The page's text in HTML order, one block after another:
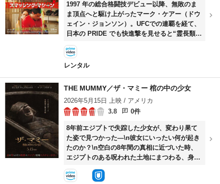
関係は大きく変わり、辰樹の人生もまた静かに
形を変えていく。\nやがて恋人となり、同棲生
活を始める二人。辰樹にとって、それは生まれ
て初めて手にした幸福だった。\n愛する人のた
めなら、どんなことでも受け入れられる――そ
う信じていた。\nしかしその頃から、辰樹の周
囲で不可解な出来事が起こり始める。少しずつ
歪んでいく日常。拭いきれない違和感。\nそし
て、エリカの微笑みの奥に、ふと垣間見え
る“何か”。\nその愛は、救いなのか――。\n愛
してしまった瞬間、もう逃げることはできな
い。
1997 年の総合格闘技デビュー以降、無敗のま
ま頂点へと駆け上がったマーク・ケアー（ドウ
ェイン・ジョンソン）。UFCでの連覇を経て、
日本の PRIDE でも快進撃を見せると“霊長類ヒ
ト科最強の男”の異名で恐れられる存在とな
る。しかし勝利を重ねるほどに、その重圧は彼
の心を静かに浸食。同棲する恋人ドーン（エミ
き、鎮痛剤への依存を深めていく。やがて初め
ての敗北を喫した“最強の男”は、ついに自らの
弱さに向き合い、人生の再起をかけもう一度リ
ングに挑むことを決意する―。
レンタル
THE MUMMY／ザ・マミー 棺の中の少女
2026年5月15日 上映 / アメリカ
3.8
0件
8年前エジプトで失踪した少女が、変わり果て
た姿で見つかった―\n彼女にいったい何が起き
たのか？\n空白の8年間の真相に近づいた時、
エジプトのある呪われた土地にまつわる、身の
毛もよだつ、恐ろしい秘密が明らかになる。